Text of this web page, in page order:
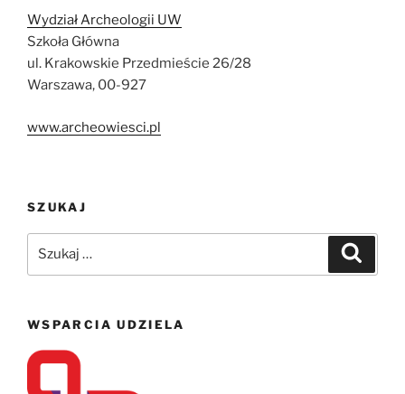
Wydział Archeologii UW
Szkoła Główna
ul. Krakowskie Przedmieście 26/28
Warszawa, 00-927
www.archeowiesci.pl
SZUKAJ
WSPARCIA UDZIELA